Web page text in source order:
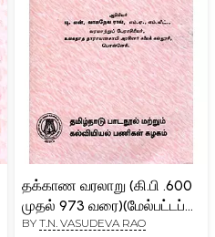
தக்காண வரலாறு (கி.பி .600
முதல் 973 வரை)(மேல்பட்டப்
படிப்பிற்குரியது): History of
BY T.N. VASUDEVA RAO